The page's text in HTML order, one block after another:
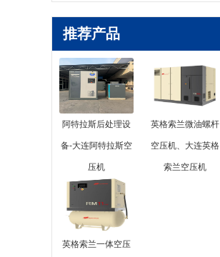
推荐产品
阿特拉斯后处理设
备-大连阿特拉斯空
压机
英格索兰微油螺杆
空压机、大连英格
索兰空压机
英格索兰一体空压